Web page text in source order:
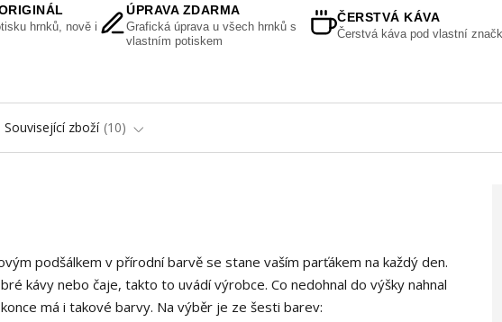
hrnků, nově i
ÚPRAVA ZDARMA
Grafická úprava u všech hrnků s
vlastním potiskem
ČERSTVÁ KÁVA
Čerstvá káva pod vlastní
Související zboží 10
podšálkem v přírodní barvě se stane vaším parťákem na každý den.
kávy nebo čaje, takto to uvádí výrobce. Co nedohnal do výšky nahnal
má i takové barvy. Na výběr je ze šesti barev: